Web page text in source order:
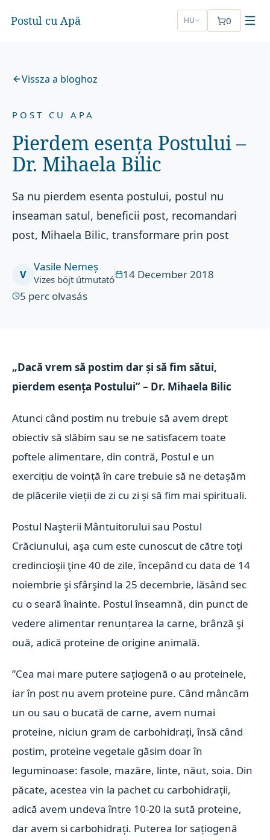
Postul cu Apă HU 0
Vissza a bloghoz
POST CU APA
Pierdem esența Postului –
Dr. Mihaela Bilic
Sa nu pierdem esenta postului, postul nu
inseaman satul, beneficii post, recomandari
post, Mihaela Bilic, transformare prin post
V
Vasile Nemeș
Vizes böjt útmutató
14 December 2018
5 perc olvasás
„Dacă vrem să postim dar și să fim sătui,
pierdem esența Postului” – Dr. Mihaela Bilic
Atunci când postim nu trebuie să avem drept
obiectiv să slăbim sau se ne satisfacem toate
poftele alimentare, din contră, Postul e un
exercițiu de voință în care trebuie să ne detașăm
de plăcerile vieții de zi cu zi și să fim mai spirituali.
Postul Naşterii Mântuitorului sau Postul
Crăciunului, aşa cum este cunoscut de către toţi
credincioşii ţine 40 de zile, începând cu data de 14
noiembrie şi sfârşind la 25 decembrie, lăsând sec
cu o seară înainte. Postul înseamnă, din punct de
vedere alimentar renunțarea la carne, brânză şi
ouă, adică proteine de origine animală.
”Cea mai mare putere sațiogenă o au proteinele,
iar în post nu avem proteine pure. Când mâncăm
un ou sau o bucată de carne, avem numai
proteine, niciun gram de carbohidrați, însă când
postim, proteine vegetale găsim doar în
leguminoase: fasole, mazăre, linte, năut, soia. Din
păcate, acestea vin la pachet cu carbohidrații,
adică avem undeva între 10-20 la sută proteine,
dar avem si carbohidrați. Puterea lor sațiogenă